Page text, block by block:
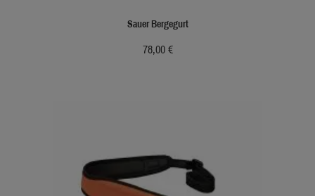
Sauer Bergegurt
78,00 €